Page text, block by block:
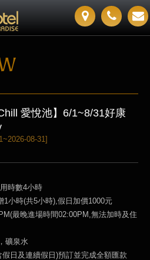
愛悅池】6/1~8/31好康
08-31]
時數4小時
1小時(共5小時),假日加價1000元
最晚進場時間02:00PM,無法加時及住
礦泉水
日及連續假日)預訂並完成全額匯款